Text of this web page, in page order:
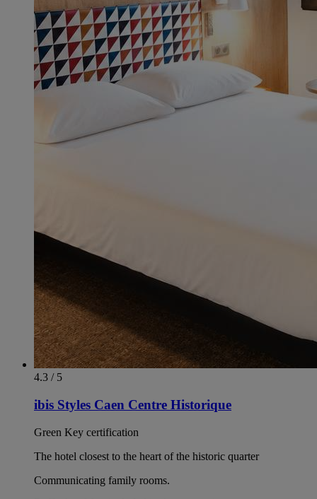
4.3 / 5
ibis Styles Caen Centre Historique
Green Key certification
The hotel closest to the heart of the historic quarter
Communicating family rooms.